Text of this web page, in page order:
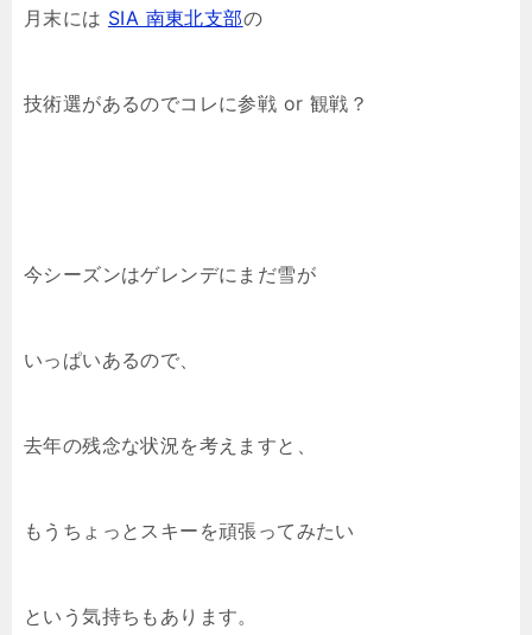
月末には SIA 南東北支部の
技術選があるのでコレに参戦 or 観戦？
今シーズンはゲレンデにまだ雪が
いっぱいあるので、
去年の残念な状況を考えますと、
もうちょっとスキーを頑張ってみたい
という気持ちもあります。